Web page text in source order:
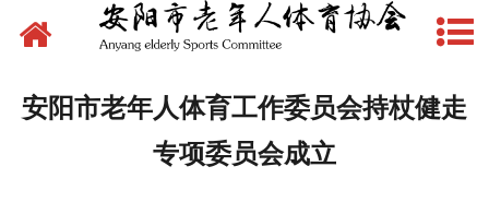
网站首页
文件下载
安阳市老年人体育工作委员会持杖健走
专项委员会成立